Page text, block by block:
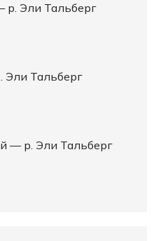
р. Эли Тальберг
Тальберг
— р. Эли Тальберг